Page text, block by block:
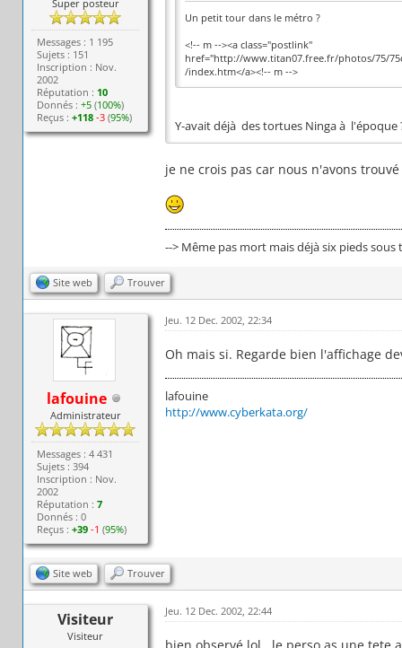
Super posteur
Messages : 1 195
Sujets : 151
Inscription : Nov.
2002
Réputation : 10
Donnés :+5 (100%)
Reçus :+118 -3 (95%)
Un petit tour dans le métro ?
<!-- m --><a class="postlink"
href="http://www.titan07.free.fr/photos/75/
/index.htm</a><!-- m -->
Y-avait déjà des tortues Ninga à l'époque
je ne crois pas car nous n'avons
--> Même pas mort mais déjà six pieds sous
Site web Trouver
lafouine
Administrateur
Messages : 4 431
Sujets : 394
Inscription : Nov.
2002
Réputation :7
Donnés : 0
Reçus :+39 -1 (95%)
Jeu. 12 Dec. 2002, 22:34
Oh mais si. Regarde bien l'affichage
lafouine
http://www.cyberkata.org/
Site web Trouver
Visiteur
Visiteur
Jeu. 12 Dec. 2002, 22:44